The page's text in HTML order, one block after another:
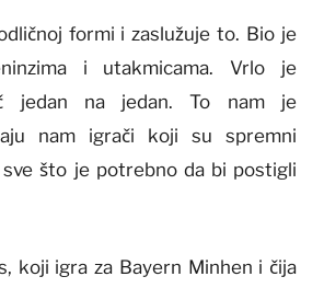
formi i zaslužuje to. Bio je
i utakmicama. Vrlo je
jedan na jedan. To nam je
nam igrači koji su spremni
što je potrebno da bi postigli
koji igra za Bayern Minhen i čija